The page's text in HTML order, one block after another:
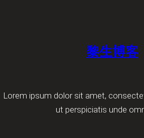
黎生博客
Lorem ipsum dolor sit amet,
ut perspiciatis unde